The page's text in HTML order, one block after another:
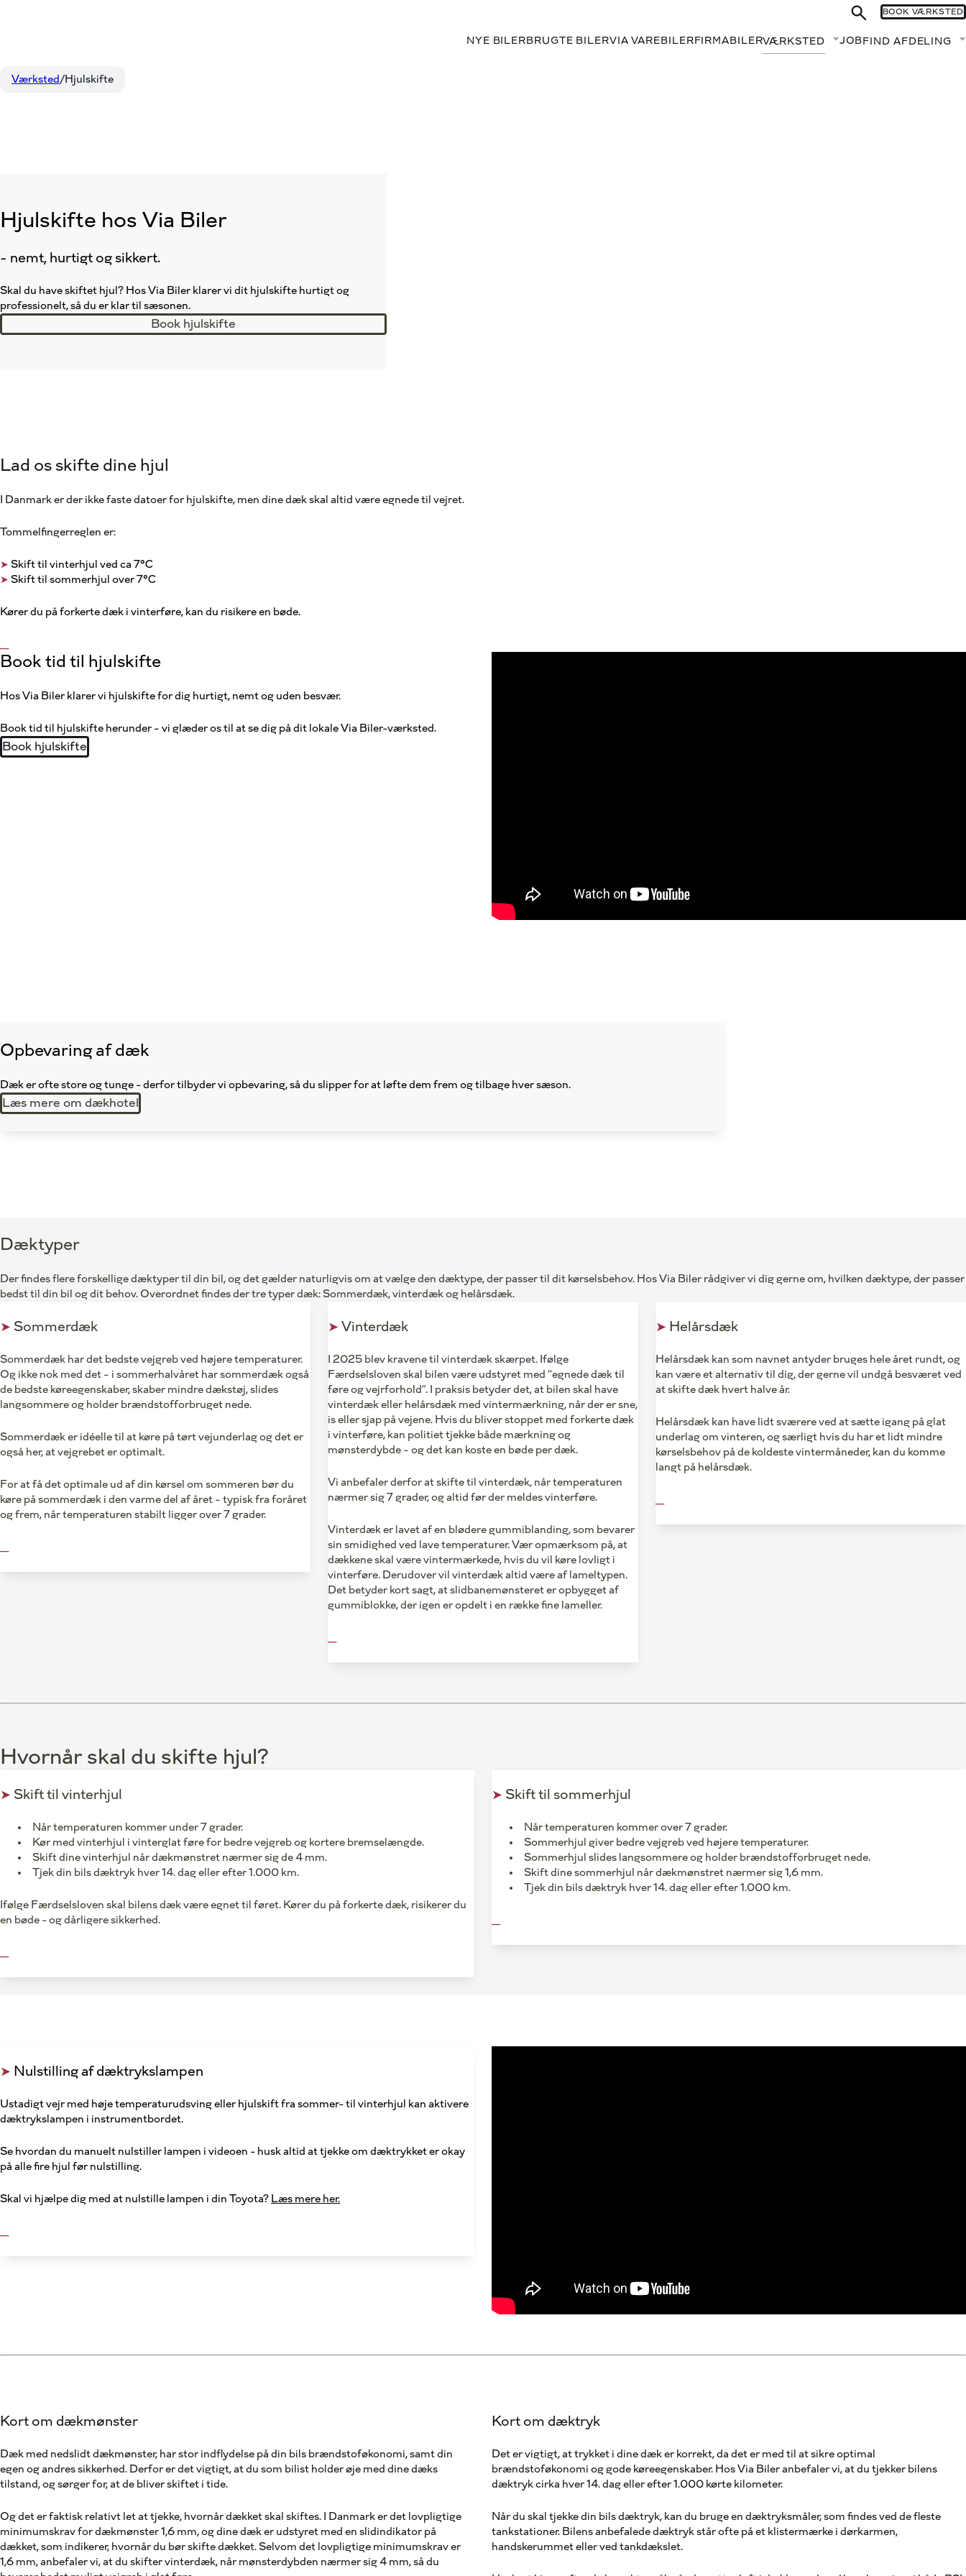
NYE BILER BRUGTE BILERVIA VAREBILER FIRMABILERVÆRKSTED Fold undermenu ud
JOB FIND AFDELING
BOOK VÆRKSTED
Værksted Hjulskifte
Hjulskifte hos Via Biler
- nemt, hurtigt og sikkert.
Skal du have skiftet hjul? Hos Via Biler klarer vi dit hjulskifte hurtigt og
professionelt, så du er klar til sæsonen.
Book hjulskifte
Lad os skifte dine hjul
I Danmark er der ikke faste datoer for hjulskifte, men dine dæk skal altid være egnede til vejret.
Tommelfingerreglen er:
➤ Skift til vinterhjul ved ca 7℃
➤ Skift til sommerhjul over 7℃
Kører du på forkerte dæk i vinterføre, kan du risikere en bøde.
Book tid til hjulskifte
Hos Via Biler klarer vi hjulskifte for dig hurtigt, nemt og uden besvær.
Book tid til hjulskifte herunder – vi glæder os til at se dig på dit lokale Via Biler-værksted.
Book hjulskifte
Opbevaring af dæk
Dæk er ofte store og tunge - derfor tilbyder vi opbevaring, så du slipper for at løfte dem frem og tilbage hver sæson.
Læs mere om dækhotel
Dæktyper
Der findes flere forskellige dæktyper til din bil, og det gælder naturligvis om at vælge den dæktype, der passer til dit kørselsbehov. Hos Via Biler rådgiver vi dig gerne om, hvilken dæktype, der passer
bedst til din bil og dit behov. Overordnet findes der tre typer dæk: Sommerdæk, vinterdæk og helårsdæk.
➤ Sommerdæk
Sommerdæk har det bedste vejgreb ved højere temperaturer.
Og ikke nok med det – i sommerhalvåret har sommerdæk også
de bedste køreegenskaber, skaber mindre dækstøj, slides
langsommere og holder brændstofforbruget nede.
Sommerdæk er idéelle til at køre på tørt vejunderlag og det er
også her, at vejgrebet er optimalt.
For at få det optimale ud af din kørsel om sommeren bør du
køre på sommerdæk i den varme del af året – typisk fra foråret
og frem, når temperaturen stabilt ligger over 7 grader.
➤ Vinterdæk
I 2025 blev kravene til vinterdæk skærpet. Ifølge
Færdselsloven skal bilen være udstyret med “egnede dæk til
føre og vejrforhold”. I praksis betyder det, at bilen skal have
vinterdæk eller helårsdæk med vintermærkning, når der er sne,
is eller sjap på vejene. Hvis du bliver stoppet med forkerte dæk
i vinterføre, kan politiet tjekke både mærkning og
mønsterdybde – og det kan koste en bøde per dæk.
Vi anbefaler derfor at skifte til vinterdæk, når temperaturen
nærmer sig 7 grader, og altid før der meldes vinterføre.
Vinterdæk er lavet af en blødere gummiblanding, som bevarer
sin smidighed ved lave temperaturer. Vær opmærksom på, at
dækkene skal være vintermærkede, hvis du vil køre lovligt i
vinterføre. Derudover vil vinterdæk altid være af lameltypen.
Det betyder kort sagt, at slidbanemønsteret er opbygget af
gummiblokke, der igen er opdelt i en række fine lameller.
➤ Helårsdæk
Helårsdæk kan som navnet antyder bruges hele året rundt, og
kan være et alternativ til dig, der gerne vil undgå besværet ved
at skifte dæk hvert halve år.
Helårsdæk kan have lidt sværere ved at sætte igang på glat
underlag om vinteren, og særligt hvis du har et lidt mindre
kørselsbehov på de koldeste vintermåneder, kan du komme
langt på helårsdæk.
Hvornår skal du skifte hjul?
➤ Skift til vinterhjul
Når temperaturen kommer under 7 grader.
Kør med vinterhjul i vinterglat føre for bedre vejgreb og kortere bremselængde.
Skift dine vinterhjul når dækmønstret nærmer sig de 4 mm.
Tjek din bils dæktryk hver 14. dag eller efter 1.000 km.
Ifølge Færdselsloven skal bilens dæk være egnet til føret. Kører du på forkerte dæk, risikerer du
en bøde - og dårligere sikkerhed.
➤ Skift til sommerhjul
Når temperaturen kommer over 7 grader.
Sommerhjul giver bedre vejgreb ved højere temperaturer.
Sommerhjul slides langsommere og holder brændstofforbruget nede.
Skift dine sommerhjul når dækmønstret nærmer sig 1,6 mm.
Tjek din bils dæktryk hver 14. dag eller efter 1.000 km.
➤ Nulstilling af dæktrykslampen
Ustadigt vejr med høje temperaturudsving eller hjulskift fra sommer- til vinterhjul kan aktivere
dæktrykslampen i instrumentbordet.
Se hvordan du manuelt nulstiller lampen i videoen - husk altid at tjekke om dæktrykket er okay
på alle fire hjul før nulstilling.
Skal vi hjælpe dig med at nulstille lampen i din Toyota? Læs mere her.
Kort om dækmønster
Dæk med nedslidt dækmønster, har stor indflydelse på din bils brændstoføkonomi, samt din
egen og andres sikkerhed. Derfor er det vigtigt, at du som bilist holder øje med dine dæks
tilstand, og sørger for, at de bliver skiftet i tide.
Og det er faktisk relativt let at tjekke, hvornår dækket skal skiftes. I Danmark er det lovpligtige
minimumskrav for dækmønster 1,6 mm, og dine dæk er udstyret med en slidindikator på
dækket, som indikerer, hvornår du bør skifte dækket. Selvom det lovpligtige minimumskrav er
1,6 mm, anbefaler vi, at du skifter vinterdæk, når mønsterdybden nærmer sig 4 mm, så du
Kort om dæktryk
Det er vigtigt, at trykket i dine dæk er korrekt, da det er med til at sikre optimal
brændstoføkonomi og gode køreegenskaber. Hos Via Biler anbefaler vi, at du tjekker bilens
dæktryk cirka hver 14. dag eller efter 1.000 kørte kilometer.
Når du skal tjekke din bils dæktryk, kan du bruge en dæktryksmåler, som findes ved de fleste
tankstationer. Bilens anbefalede dæktryk står ofte på et klistermærke i dørkarmen,
handskerummet eller ved tankdækslet.